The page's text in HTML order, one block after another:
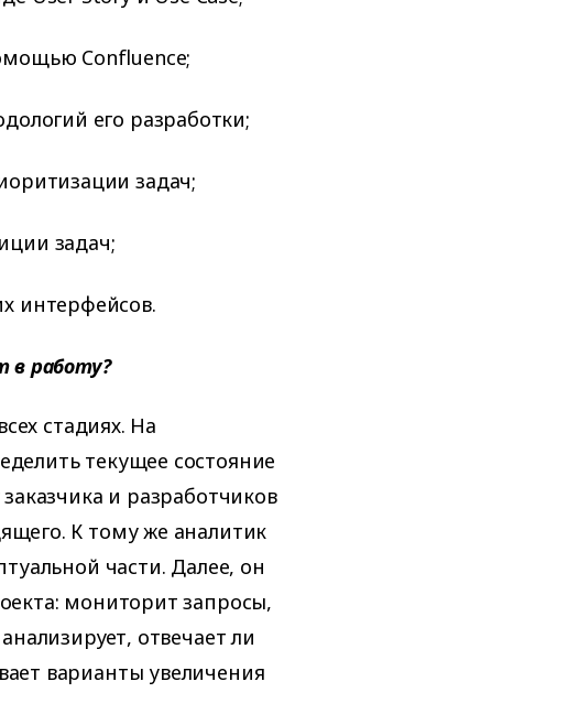
Confluence;
его разработки;
задач;
задач;
интерфейсов.
в работу?
стадиях. На
текущее состояние
и разработчиков
К тому же аналитик
части. Далее, он
мониторит запросы,
отвечает ли
варианты увеличения